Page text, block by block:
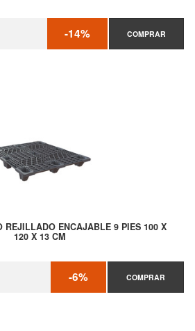
-14% COMPRAR
REJILLADO ENCAJABLE 9 PIES 100 X
120 X 13 CM
-6% COMPRAR